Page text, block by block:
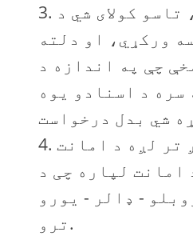
کولای شي د
ورکړي، او دلته
چې په اندازه د
سره د اسنادو يوه
تر لږه د امانت
د امانت لپاره چی د
0،31٪ - روبلو - ډالر - یورو
ترو.